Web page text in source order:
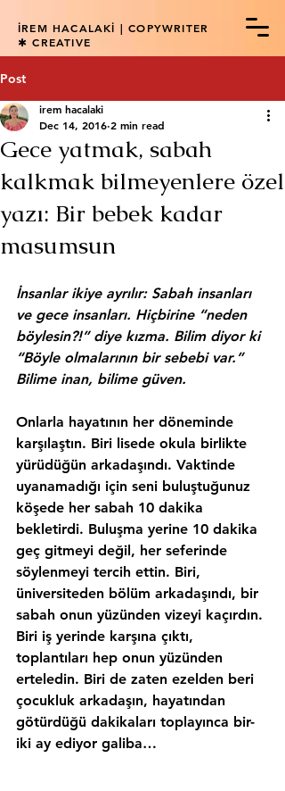
İREM HACALAKİ | COPYWRITER
✱ CREATIVE
Post
Gece yatmak, sabah
kalkmak bilmeyenlere özel
yazı: Bir bebek kadar
masumsun
irem hacalaki
Dec 14, 2016 2 min read
İnsanlar ikiye ayrılır: Sabah insanları
ve gece insanları. Hiçbirine “neden
böylesin?!” diye kızma. Bilim diyor ki
“Böyle olmalarının bir sebebi var.”
Bilime inan, bilime güven.
Onlarla hayatının her döneminde
karşılaştın. Biri lisede okula birlikte
yürüdüğün arkadaşındı. Vaktinde
uyanamadığı için seni buluştuğunuz
köşede her sabah 10 dakika
bekletirdi. Buluşma yerine 10 dakika
geç gitmeyi değil, her seferinde
söylenmeyi tercih ettin. Biri,
üniversiteden bölüm arkadaşındı, bir
sabah onun yüzünden vizeyi kaçırdın.
Biri iş yerinde karşına çıktı,
toplantıları hep onun yüzünden
erteledin. Biri de zaten ezelden beri
çocukluk arkadaşın, hayatından
götürdüğü dakikaları toplayınca bir-
iki ay ediyor galiba…